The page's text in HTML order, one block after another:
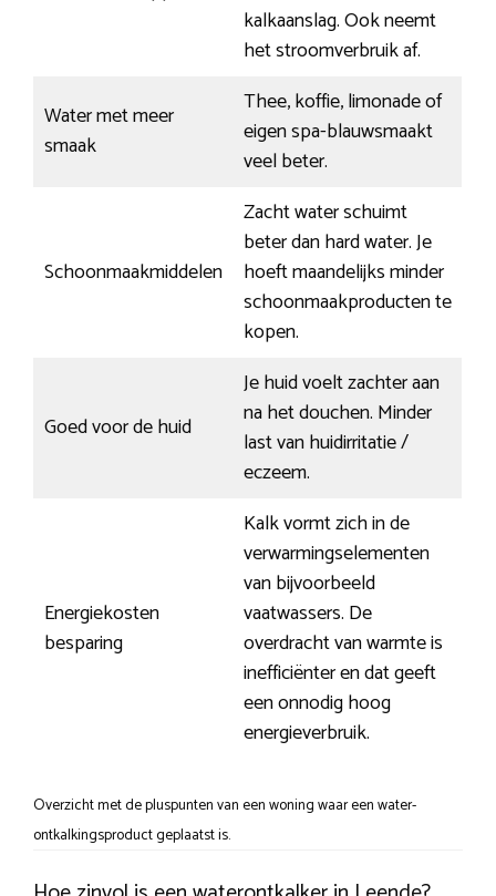
kalkaanslag. Ook neemt
het stroomverbruik af.
Water met meer
smaak
Thee, koffie, limonade of
eigen spa-blauwsmaakt
veel beter.
Schoonmaakmiddelen
Zacht water schuimt
beter dan hard water. Je
hoeft maandelijks minder
schoonmaakproducten te
kopen.
Goed voor de huid
Je huid voelt zachter aan
na het douchen. Minder
last van huidirritatie /
eczeem.
Energiekosten
besparing
Kalk vormt zich in de
verwarmingselementen
van bijvoorbeeld
vaatwassers. De
overdracht van warmte is
inefficiënter en dat geeft
een onnodig hoog
energieverbruik.
Overzicht met de pluspunten van een woning waar een water-
ontkalkingsproduct geplaatst is.